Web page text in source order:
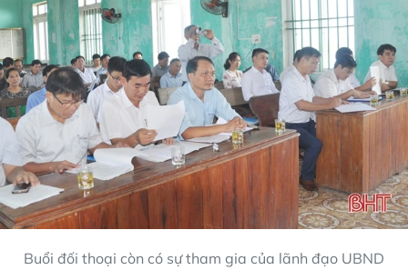
Buổi đối thoại còn có sự tham gia của lãnh đạo UBND